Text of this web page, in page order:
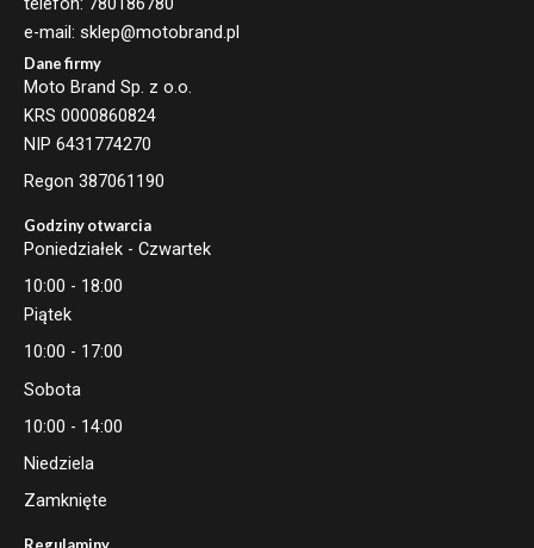
e-mail: sklep@motobrand.pl
Dane firmy
Moto Brand Sp. z o.o.
KRS 0000860824
NIP 6431774270
Regon 387061190
Godziny otwarcia
Poniedziałek - Czwartek
10:00 - 18:00
Piątek
10:00 - 17:00
Sobota
10:00 - 14:00
Niedziela
Zamknięte
Regulaminy